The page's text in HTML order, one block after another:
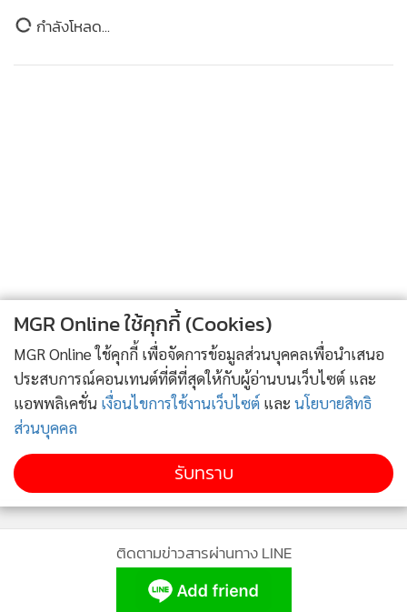
ก็ดูกระไรอยู่
ที่ต้องบอกว่าการ “ตัดสินใจย้ายพรรค” เป็นเรื่องสำคัญสำหรับ
บรรดา ส.ส.ในเวลานี้ เพราะหากไม่ชัดเจนจะมีผลในเรื่องข้อ
กำหนดในเรื่องการสังกัดพรรคใน 90 วัน หากนายกรัฐมนตรีอยู่
ครบเทอม แต่หากมีการยุบสภา ก็แค่สังกัดพรรคไม่น้อยกว่า 30
วัน โดยให้นับถึงวันเลือกตั้ง
ดังนั้น สิ่งที่ต้องพิจารณากันต่อจากประเด็นหลัง ก็คือ เมื่อรูป
การณ์เป็นอย่างที่เห็น ก็ทำให้มั่นใจได้เลยว่าจะต้อง “ยุบสภา”
แน่นอน เพียงแต่ว่า จะยังไม่เกิดขึ้นภายในเดือนนี้ เชื่อว่า การยุบ
สภาน่าจะเกิดขึ้นในเดือนกุมภาพันธ์ หรือหลังจากนั้นไม่นาน ทาง
หนึ่งก็เพื่อเปิดทางให้ ส.ส.ได้ทำหน้าที่ หรืออยู่ในสภาต่อไป อีกทั้ง
ต้องไม่ลืมว่าเวลานี้กฎหมายประกอบรัฐธรรมนูญว่าด้วยการเลือก
ตั้ง 2 ฉบับ คือ กฎหมายพรรคการเมือง และกฎหมายว่าด้วยการ
กำลังโหลด...
ติดตามข่าวสารผ่านทาง LINE
MGR Online ใช้คุกกี้ (Cookies)
MGR Online ใช้คุกกี้ เพื่อจัดการข้อมูลส่วนบุคคลเพื่อนำเสนอ
ประสบการณ์คอนเทนต์ที่ดีที่สุดให้กับผู้อ่านบนเว็บไซต์ และ
แอพพลิเคชั่น เงื่อนไขการใช้งานเว็บไซต์ และ นโยบายสิทธิ
ส่วนบุคคล
รับทราบ